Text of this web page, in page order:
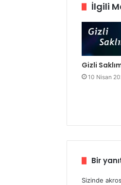
İlgili
Gizli
10 Nisan
Bir
Sizinde